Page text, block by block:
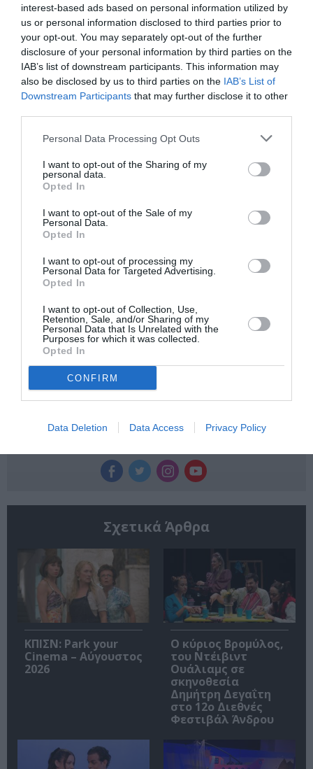
interest-based ads based on personal information utilized by
us or personal information disclosed to third parties prior to
your opt-out. You may separately opt-out of the further
disclosure of your personal information by third parties on the
IAB’s list of downstream participants. This information may
also be disclosed by us to third parties on the IAB’s List of
Downstream Participants that may further disclose it to other
Personal Data Processing Opt Outs
I want to opt-out of the Sharing of my
personal data.
Opted In
I want to opt-out of the Sale of my
Personal Data.
Opted In
I want to opt-out of processing my
Personal Data for Targeted Advertising.
Opted In
I want to opt-out of Collection, Use,
Retention, Sale, and/or Sharing of my
Personal Data that Is Unrelated with the
Purposes for which it was collected.
Opted In
CONFIRM
Data Deletion Data Access Privacy Policy
Αθήνα Ημερομηνία:
Από τις 8 Οκτωβρίου 2016Σάββατο στις
15:00, Κυριακή 11:30 & 15:00 Τιμές εισιτηρίων:
Προπώληση
: viva.gr, sofikoukouvagia.com, artinfo.gr,
210 92 13 310Καταστήματα: Public, Seven Spots, Media
Markt
Ακολουθήστε το Culturenow.gr στοGoogle Newsκαι
μάθετε πρώτοι όλες τις ειδήσεις
Δείτε όλα τατελευταία νέαγια την Τέχνη και τον
Πολιτισμό στοCulturenow.gr
Νέοι Διαγωνισμοί❯
ΠΑΙΔΙΚΕΣ ΠΑΡΑΣΤΑΣΕΙΣ ΚΑΙ ΕΚΘΕΣΕΙΣ ΓΙΑ ΠΑΙΔΙΑ
Newsletter
Κάθε βδομάδα στο e-mail σας τα τελευταία νέα για
την Τέχνη και τον Πολιτισμό!
Σχετικά Άρθρα
ΚΠΙΣΝ: Park your
Cinema – Αύγουστος
2026
O κύριος Βρομύλος,
του Ντέιβιντ
Ουάλιαμς σε
σκηνοθεσία
Δημήτρη Δεγαΐτη
στο 12ο Διεθνές
Φεστιβάλ Άνδρου